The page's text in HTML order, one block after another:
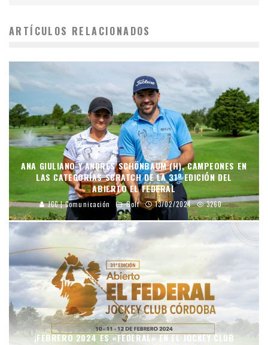
ARTÍCULOS RELACIONADOS
ANA GIULIANO Y ANDRÉS SCHÖNBAUM (H), CAMPEONES EN
LAS CATEGORÍAS SCRATCH DE LA 31º EDICIÓN DEL
ABIERTO EL FEDERAL
JCC | Comunicación Golf 13/02/2024 3260
¡FEBRERO 2024 ES «FEDERAL» EN EL JOCKEY CLUB